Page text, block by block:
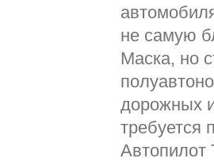
не самую
Маска, но
дорожных
требуется
Автопилот